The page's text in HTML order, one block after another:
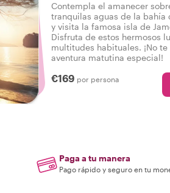
Contempla el amanecer
tranquilas aguas de la bahía
y visita la famosa isla de
Disfruta de estos hermosos
multitudes habituales. ¡No
aventura matutina especial!
€169 por persona
Paga a tu manera
Pago rápido y seguro en tu